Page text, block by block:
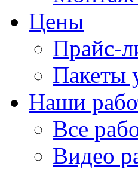
Цены
Прайс-
Пакеты
Наши
Все
Видео